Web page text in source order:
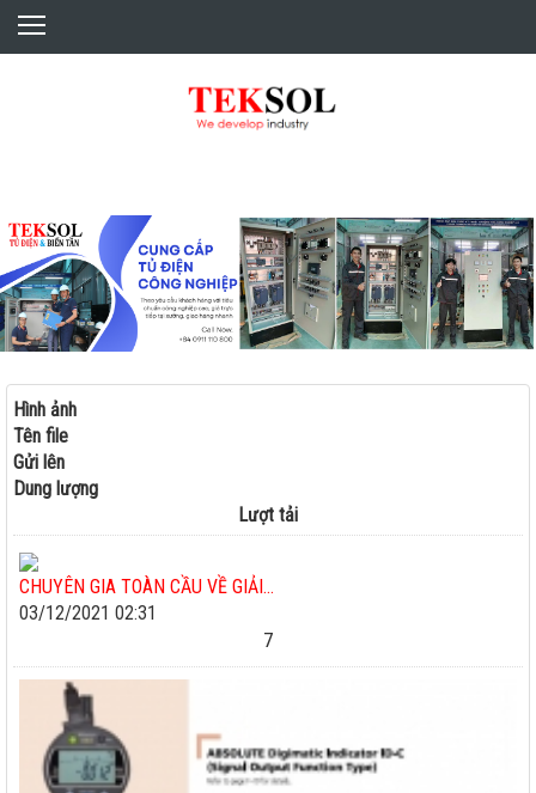
TRANG CHỦ
THƯ VIỆN CHO BẠN
Hình ảnh
Tên file
Gửi lên
Dung lượng
Lượt tải
CHUYÊN GIA TOÀN CẦU VỀ GIẢI...
03/12/2021 02:31
7